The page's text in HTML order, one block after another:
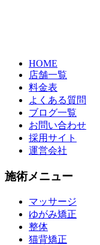
HOME
店舗一覧
料金表
よくある質問
ブログ一覧
お問い合わせ
採用サイト
運営会社
施術メニュー
マッサージ
ゆがみ矯正
整体
猫背矯正